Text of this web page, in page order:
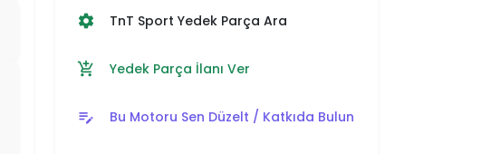
settings TnT Sport Yedek Parça Ara
add_shopping_cart Yedek Parça İlanı Ver
edit_note Bu Motoru Sen Düzelt / Katkıda Bulun